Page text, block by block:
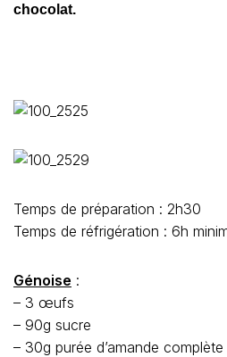
chocolat.
Temps de préparation : 2h30
Temps de réfrigération : 6h
Génoise :
– 3 œufs
– 90g sucre
– 30g purée d’amande